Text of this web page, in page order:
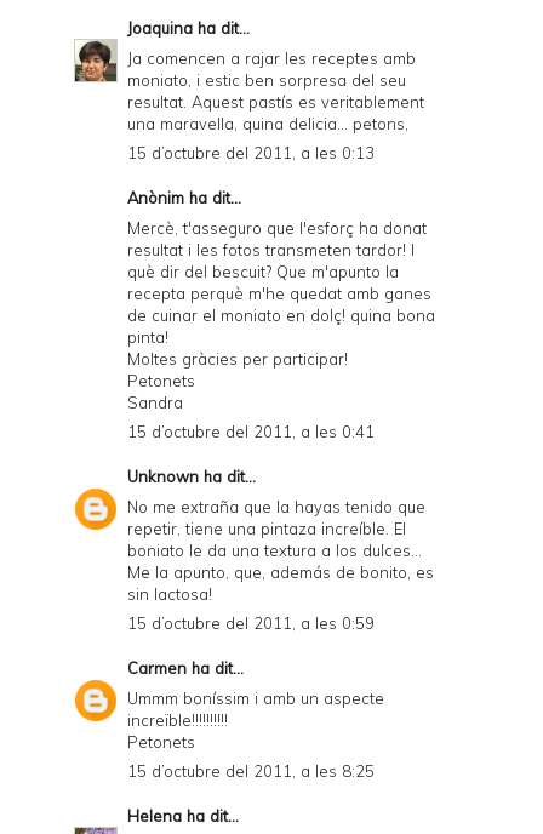
i
e
n
d
l
y
a
d
F
Joaquina ha dit...
Ja comencen a rajar les receptes amb
moniato, i estic ben sorpresa del seu
resultat. Aquest pastís es veritablement
una maravella, quina delicia... petons,
15 d’octubre del 2011, a les 0:13
Anònim ha dit...
Mercè, t'asseguro que l'esforç ha donat
resultat i les fotos transmeten tardor! I
què dir del bescuit? Que m'apunto la
recepta perquè m'he quedat amb ganes
de cuinar el moniato en dolç! quina bona
pinta!
Moltes gràcies per participar!
Petonets
Sandra
15 d’octubre del 2011, a les 0:41
Unknown ha dit...
No me extraña que la hayas tenido que
repetir, tiene una pintaza increíble. El
boniato le da una textura a los dulces...
Me la apunto, que, además de bonito, es
sin lactosa!
15 d’octubre del 2011, a les 0:59
Carmen ha dit...
Ummm boníssim i amb un aspecte
increïble!!!!!!!!!!
Petonets
15 d’octubre del 2011, a les 8:25
Helena ha dit...